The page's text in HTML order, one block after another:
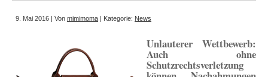
9. Mai 2016 | Von mimimoma | Kategorie: News
Unlauterer Wettbewerb:
Auch ohne
Schutzrechtsverletzung